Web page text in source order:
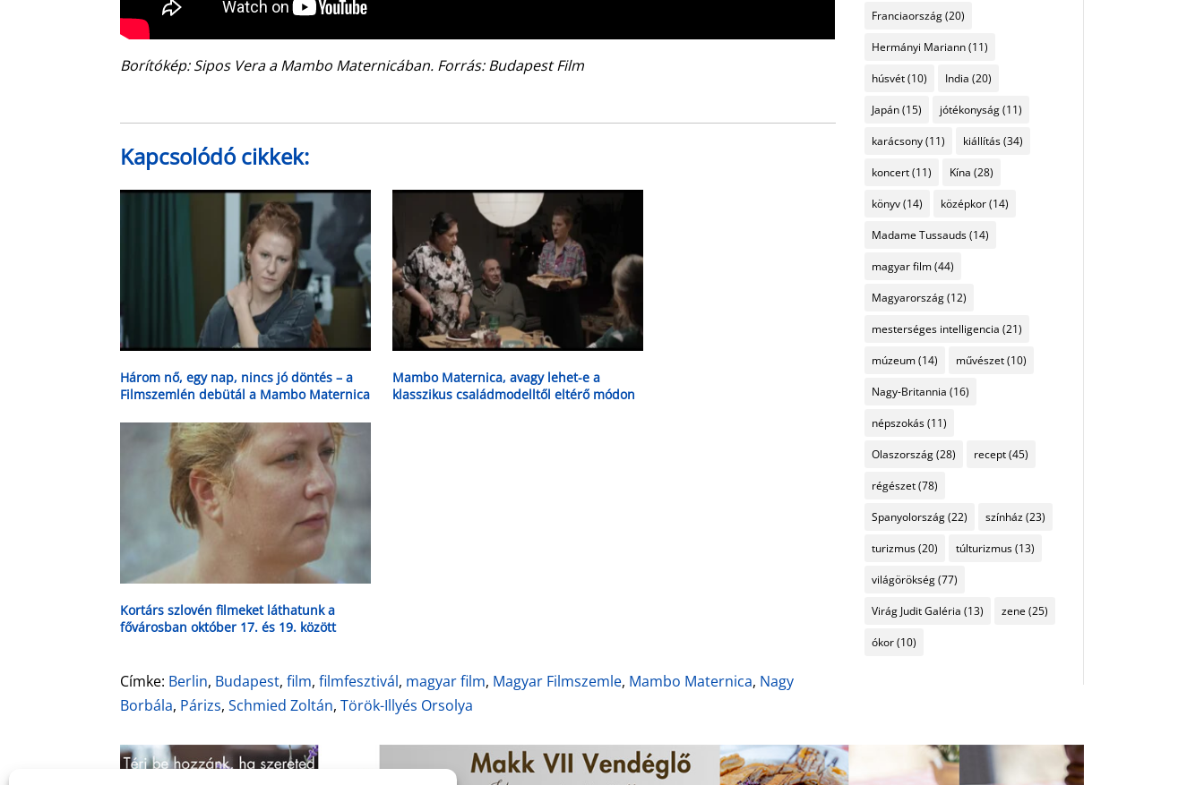
Borítókép: Sipos Vera a Mambo Maternicában. Forrás: Budapest Film
Kapcsolódó cikkek:
Három nő, egy nap, nincs jó döntés – a
Filmszemlén debütál a Mambo Maternica
Mambo Maternica, avagy lehet-e a
klasszikus családmodelltől eltérő módon
Kortárs szlovén filmeket láthatunk a
fővárosban október 17. és 19. között
Címke: Berlin, Budapest,film,filmfesztivál, magyar film, Magyar Filmszemle, Mambo Maternica, Nagy
Borbála, Párizs,Schmied Zoltán,Török-Illyés Orsolya
Franciaország(20)
Hermányi Mariann(11)
húsvét(10) India (20)
Japán(15) jótékonyság(11)
karácsony(11) kiállítás(34)
koncert(11) Kína (28)
könyv(14) középkor(14)
Madame Tussauds(14)
magyar film(44)
Magyarország(12)
mesterséges intelligencia (21)
múzeum(14) művészet(10)
Nagy-Britannia (16)
népszokás(11)
Olaszország(28) recept(45)
régészet(78)
Spanyolország(22) színház(23)
turizmus(20) túlturizmus(13)
világörökség(77)
Virág Judit Galéria (13) zene (25)
ókor(10)